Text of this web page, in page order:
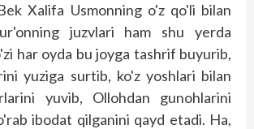
Xalifa Usmonning o'z qo'li bilan
juzvlari ham shu yerda
har oyda bu joyga tashrif buyurib,
yuziga surtib, ko'z yoshlari bilan
yuvib, Ollohdan gunohlarini
ibodat qilganini qayd etadi. Ha,